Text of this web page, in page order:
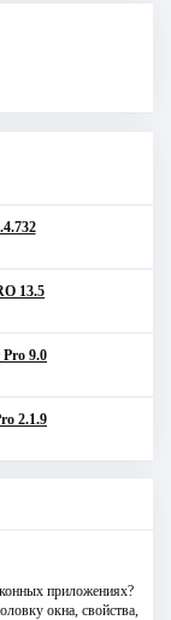
13.5
9.0
2.1.9
приложениях?
окна, свойства,